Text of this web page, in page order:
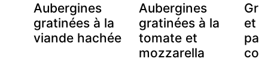
Aubergines
gratinées à la
viande hachée
Aubergines
gratinées à la
tomate et
mozzarella
et